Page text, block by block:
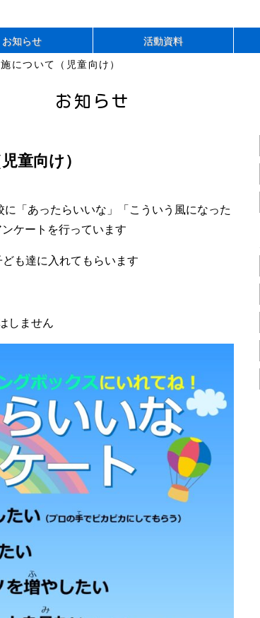
お知らせ 活動資料
について（児童向け）
お知らせ
童向け）
「あったらいいな」「こういう風になった
ケートを行っています
も達に入れてもらいます
しません